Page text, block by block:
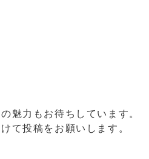
魅力もお待ちしています。
て投稿をお願いします。